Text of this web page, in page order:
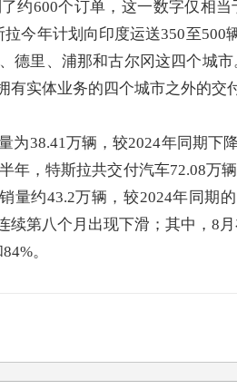
约600个订单，这一数字仅相
今年计划向印度运送350至500
德里、浦那和古尔冈这四个城
实体业务的四个城市之外的交
为38.41万辆，较2024年同期下
年，特斯拉共交付汽车72.08万
量约43.2万辆，较2024年同期
第八个月出现下滑；其中，8月
。